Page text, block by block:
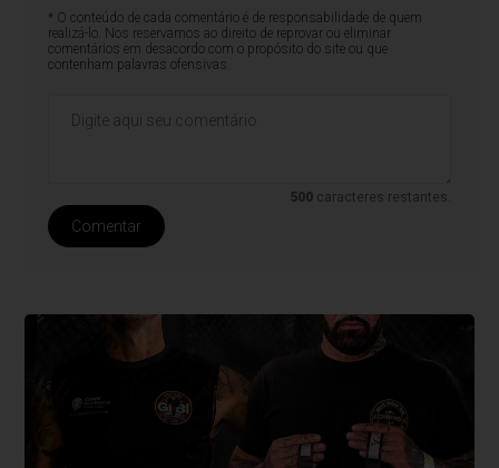
* O conteúdo de cada comentário é de responsabilidade de quem
realizá-lo. Nos reservamos ao direito de reprovar ou eliminar
comentários em desacordo com o propósito do site ou que
contenham palavras ofensivas.
500 caracteres restantes.
Comentar